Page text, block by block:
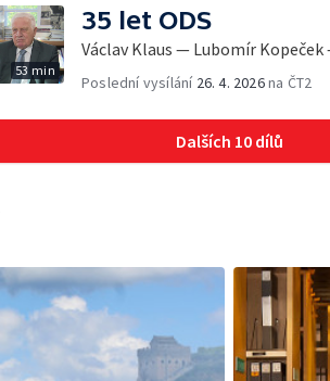
53 min
35 let ODS
Václav Klaus — Lubomír Kopeček
Poslední vysílání 26. 4. 2026na ČT2
Dalších 10 dílů